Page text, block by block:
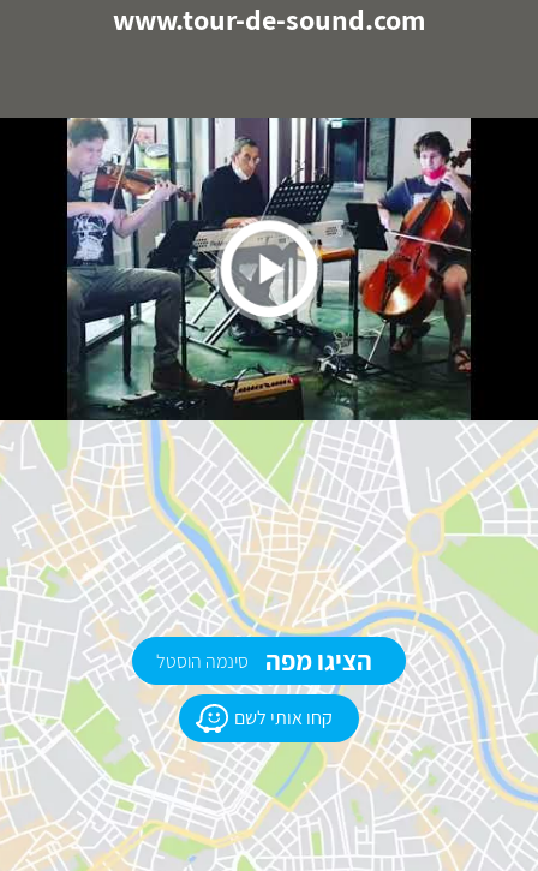
www.tour-de-sound.com
קחו אותי לשם
הציגו מפה סינמה הוסטל